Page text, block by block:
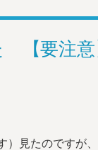
【要注
見たのですが